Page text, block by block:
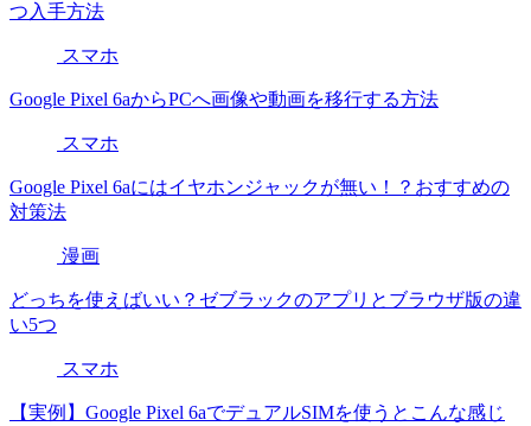
つ入手方法
スマホ
Google Pixel 6aからPCへ画像や動画を移行する方法
スマホ
Google Pixel 6aにはイヤホンジャックが無い！？おすすめの
対策法
漫画
どっちを使えばいい？ゼブラックのアプリとブラウザ版の違
い5つ
スマホ
【実例】Google Pixel 6aでデュアルSIMを使うとこんな感じ